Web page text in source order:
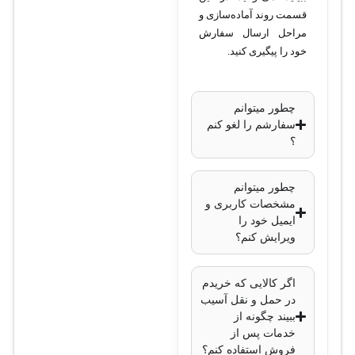
زاویه دید
: حدود 90
درجه
فناوری‌های تصویری
دید در شب)
DWDR
Dynamic
Range
دیجیتال)
برد دید در شب
IP67 (مقاوم در
برابر آب و گرد و
غبار)
قسمت روند آماده‌سازی و
مراحل ارسال سفارش
خود را پیگیری کنید.
چطور میتوانم
سفارشم را لغو کنم
؟
چطور میتوانم
مشخصات کاربری و
ایمیل خود را
ویرایش کنم؟
اگر کالایی که خریدم
در حمل و نقل آسیب
ببیند چگونه از
خدمات پس از
فروش استفاده کنم؟